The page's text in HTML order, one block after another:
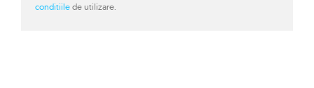
conditiile de utilizare.